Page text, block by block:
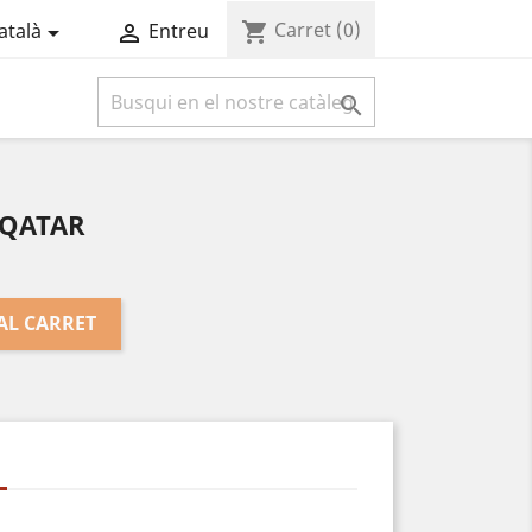
  Entreu shopping_cart Carret (0)

CARRET